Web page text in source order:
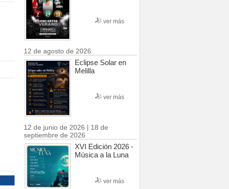
ver más
12 de agosto de 2026
Eclipse Solar en
Melilla
ver más
12 de junio de 2026 | 18 de
septiembre de 2026
XVI Edición 2026 -
Música a la Luna
ver más